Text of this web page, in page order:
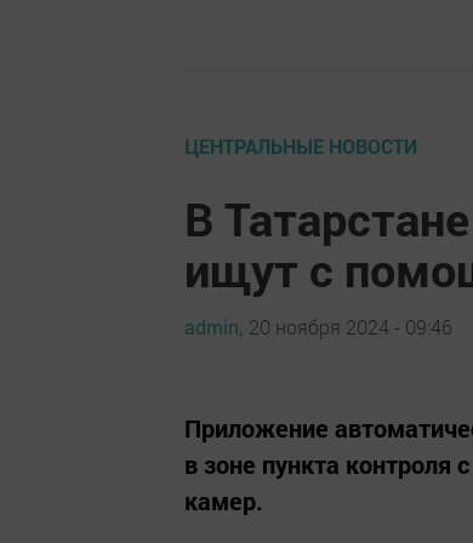
ЦЕНТРАЛЬНЫЕ НОВОСТИ
В
ищут с
admin, 20 ноября 2024 - 09:46
Приложение
в зоне пункта
камер.